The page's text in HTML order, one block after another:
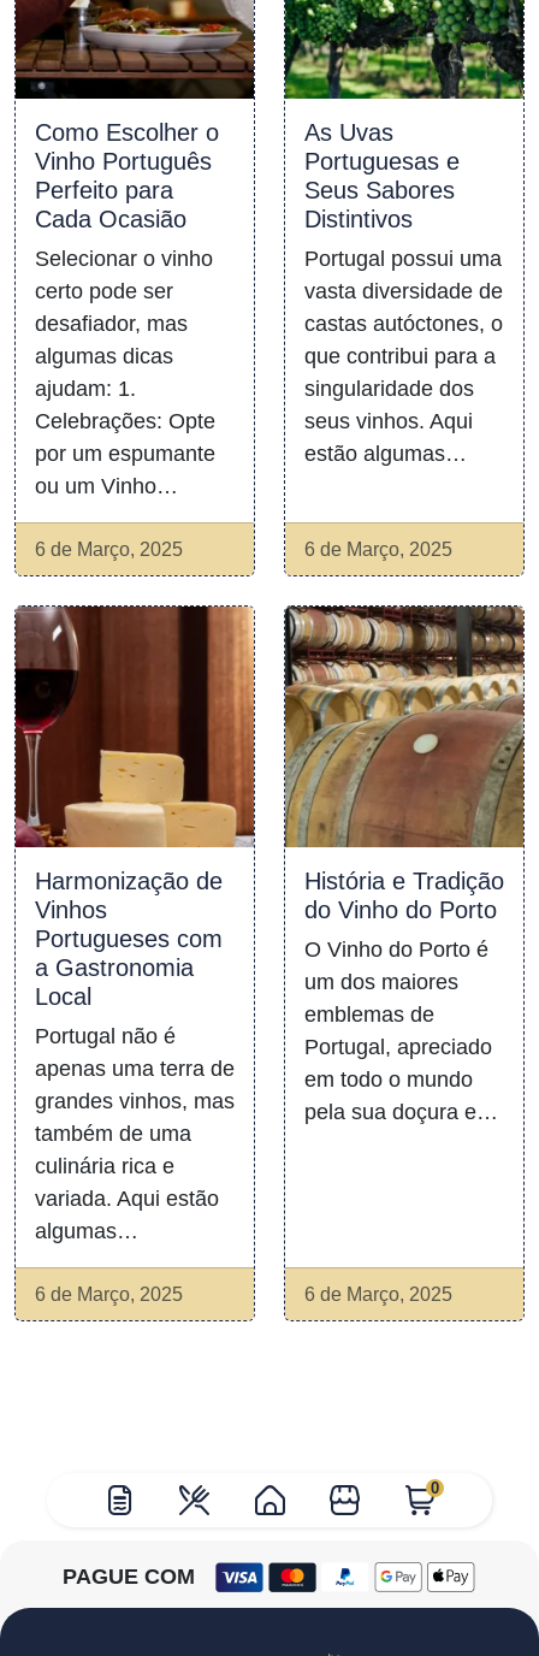
0
Como Escolher o
Vinho Português
Perfeito para
Cada Ocasião
Selecionar o vinho
certo pode ser
desafiador, mas
algumas dicas
ajudam: 1.
Celebrações: Opte
por um espumante
ou um Vinho…
6 de Março, 2025
As Uvas
Portuguesas e
Seus Sabores
Distintivos
Portugal possui uma
vasta diversidade de
castas autóctones, o
que contribui para a
singularidade dos
seus vinhos. Aqui
estão algumas…
6 de Março, 2025
Harmonização de
Vinhos
Portugueses com
a Gastronomia
Local
Portugal não é
apenas uma terra de
grandes vinhos, mas
também de uma
culinária rica e
variada. Aqui estão
algumas…
6 de Março, 2025
História e Tradição
do Vinho do Porto
O Vinho do Porto é
um dos maiores
emblemas de
Portugal, apreciado
em todo o mundo
pela sua doçura e…
6 de Março, 2025
PAGUE COM